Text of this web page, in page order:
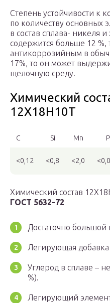
Степень устойчивости к
по количеству основных
в состав сплава- никеля
содержится больше 12 %,
антикоррозийным в
17%, то он может
щелочную среду.
Химический
12Х18Н10Т
C Si Mn P
<0,12 <0,8 <2,0
Химический состав
ГОСТ 5632-72
Достаточно большой
Легирующая добавка
Углерод в сплаве –
%).
Легирующий